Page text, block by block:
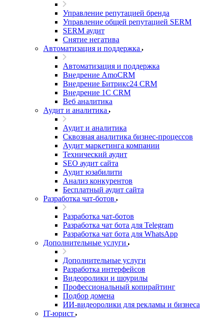
Управление репутацией бренда
Управление общей репутацией SERM
SERM аудит
Снятие негатива
Автоматизация и поддержка
Автоматизация и поддержка
Внедрение AmoCRM
Внедрение Битрикс24 CRM
Внедрение 1C CRM
Веб аналитика
Аудит и аналитика
Аудит и аналитика
Сквозная аналитика бизнес-процессов
Аудит маркетинга компании
Технический аудит
SEO аудит сайта
Аудит юзабилити
Анализ конкурентов
Бесплатный аудит сайта
Разработка чат-ботов
Разработка чат-ботов
Разработка чат бота для Telegram
Разработка чат бота для WhatsApp
Дополнительные услуги
Дополнительные услуги
Разработка интерфейсов
Видеоролики и шоурилы
Профессиональный копирайтинг
Подбор домена
ИИ-видеоролики для рекламы и бизнеса
IT-юрист